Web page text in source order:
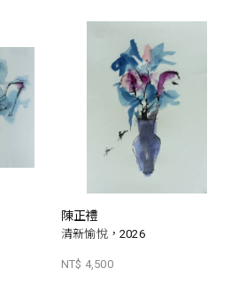
陳正禮
清新愉悅，2026
NT$ 4,500